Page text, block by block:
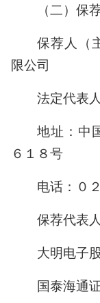
（二）保
保荐人（
限公司
法定代表
地址：中
６１８号
电话：０
保荐代表
大明电子
国泰海通